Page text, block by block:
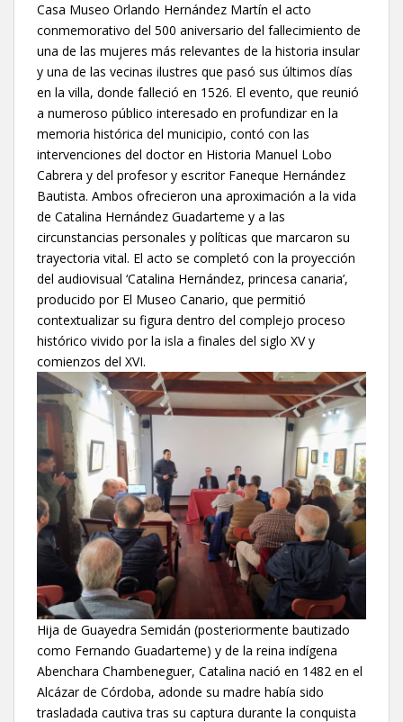
Casa Museo Orlando Hernández Martín el acto
conmemorativo del 500 aniversario del fallecimiento de
una de las mujeres más relevantes de la historia insular
y una de las vecinas ilustres que pasó sus últimos días
en la villa, donde falleció en 1526. El evento, que reunió
a numeroso público interesado en profundizar en la
memoria histórica del municipio, contó con las
intervenciones del doctor en Historia Manuel Lobo
Cabrera y del profesor y escritor Faneque Hernández
Bautista. Ambos ofrecieron una aproximación a la vida
de Catalina Hernández Guadarteme y a las
circunstancias personales y políticas que marcaron su
trayectoria vital. El acto se completó con la proyección
del audiovisual ‘Catalina Hernández, princesa canaria’,
producido por El Museo Canario, que permitió
contextualizar su figura dentro del complejo proceso
histórico vivido por la isla a finales del siglo XV y
comienzos del XVI.
Hija de Guayedra Semidán (posteriormente bautizado
como Fernando Guadarteme) y de la reina indígena
Abenchara Chambeneguer, Catalina nació en 1482 en el
Alcázar de Córdoba, adonde su madre había sido
trasladada cautiva tras su captura durante la conquista